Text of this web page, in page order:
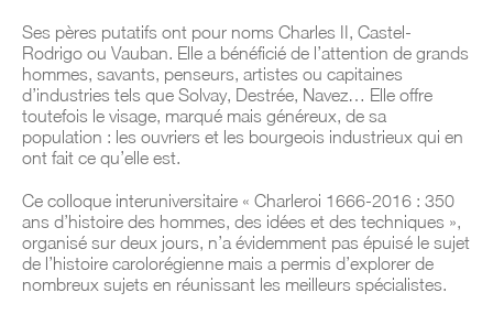
Ses pères putatifs ont pour noms Charles II, Castel-
Rodrigo ou Vauban. Elle a bénéficié de l’attention de grands
hommes, savants, penseurs, artistes ou capitaines
d’industries tels que Solvay, Destrée, Navez… Elle offre
toutefois le visage, marqué mais généreux, de sa
population : les ouvriers et les bourgeois industrieux qui en
ont fait ce qu’elle est.
Ce colloque interuniversitaire « Charleroi 1666-2016 : 350
ans d’histoire des hommes, des idées et des techniques »,
organisé sur deux jours, n’a évidemment pas épuisé le sujet
de l’histoire carolorégienne mais a permis d’explorer de
nombreux sujets en réunissant les meilleurs spécialistes.